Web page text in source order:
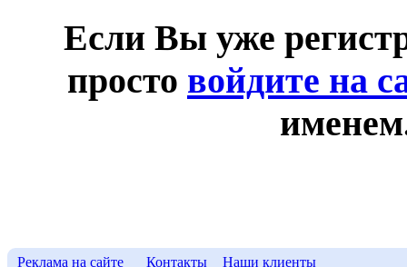
Если Вы уже
просто войдите на
Реклама на сайте Контакты Наши клиенты